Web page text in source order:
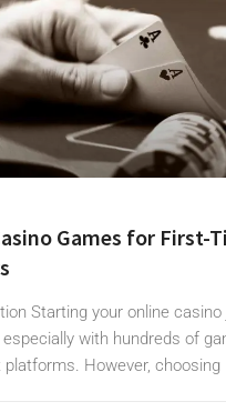
Games for First-
Starting your online casino
with hundreds of
platforms. However, choosing